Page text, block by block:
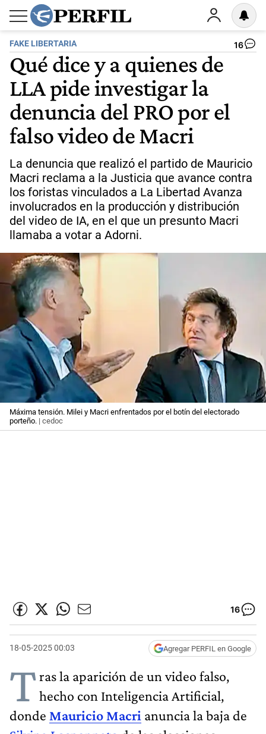
FAKE LIBERTARIA 16
Qué dice y a quienes de
LLA pide investigar la
denuncia del PRO por el
falso video de Macri
La denuncia que realizó el partido de Mauricio
Macri reclama a la Justicia que avance contra
los foristas vinculados a La Libertad Avanza
involucrados en la producción y distribución
del video de IA, en el que un presunto Macri
llamaba a votar a Adorni.
Máxima tensión. Milei y Macri enfrentados por el botín del electorado
porteño. | cedoc
16
18-05-2025 00:03 Agregar PERFIL en Google
Tras la aparición de un video falso,
hecho con Inteligencia Artificial,
donde Mauricio Macri anuncia la baja de